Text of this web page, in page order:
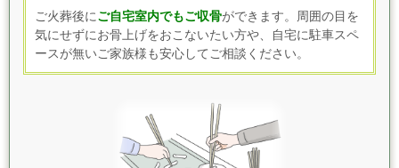
ご火葬後に ご自宅室内でもご収骨ができます。
周囲の目を
気にせずにお骨上げをおこないたい方や、自宅に駐車スペ
ースが無いご家族様も安心してご相談ください。